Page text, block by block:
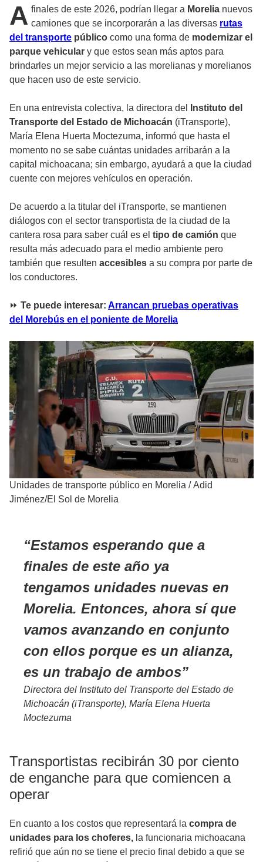
A finales de este 2026, podrían llegar a Morelia nuevos
camiones que se incorporarán a las diversas rutas
del transporte público como una forma de modernizar el
parque vehicular y que estos sean más aptos para
brindarles un mejor servicio a las morelianas y morelianos
que hacen uso de este servicio.
En una entrevista colectiva, la directora del
Instituto del
Transporte del Estado de Michoacán (iTransporte),
María Elena Huerta Moctezuma, informó que hasta el
momento no se sabe cuántas unidades arribarán a la
capital michoacana; sin embargo, ayudará a que la ciudad
cuente con mejores vehículos en operación.
De acuerdo a la titular del iTransporte, se mantienen
diálogos con el sector transportista de la ciudad de la
cantera rosa para saber cuál es el tipo de camión que
resulta más adecuado para el medio ambiente pero
también que resulten accesibles a su compra por parte de
los conductores.
⏩ Te puede interesar: Arrancan pruebas operativas
del Morebús en el poniente de Morelia
Unidades de transporte público en Morelia /Adid
Jiménez/El Sol de Morelia
Estamos esperando que a
finales de este año ya
tengamos unidades nuevas en
Morelia. Entonces, ahora sí que
vamos avanzando en conjunto
con ellos porque es un alianza,
es un trabajo de ambos
Directora del Instituto del Transporte del Estado de
Michoacán (iTransporte), María Elena Huerta
Moctezuma
Transportistas recibirán 30 por ciento
de enganche para que comiencen a
operar
En cuanto a los costos que representará la compra de
unidades para los choferes, la funcionaria michoacana
refirió que aún no se tiene el precio final debido a que se